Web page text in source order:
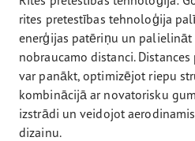
rites pretestības tehnoloģija
enerģijas patēriņu un
nobraucamo distanci.
var panākt, optimizējot riepu
kombinācijā ar novatorisku
izstrādi un veidojot
dizainu.